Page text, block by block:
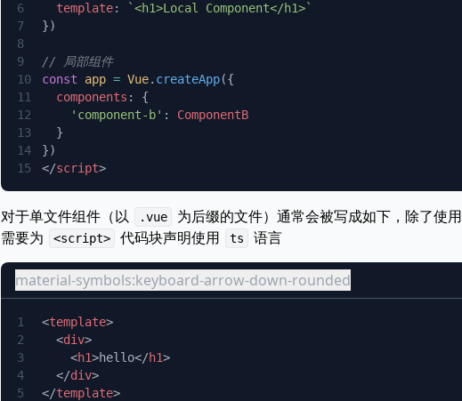
  template
:
const app = Vue. createApp
  components
    'component-b'
:
</script
对于单文件组件（以 .vue 为后缀的文件）通常会被写成如下，除了使用
需要为
<script> 代码块声明使用 ts 语言
material-symbols:keyboard-arrow-down-rounded
<template
  <
div
    <
h1>hello</h1
  </
div
</template